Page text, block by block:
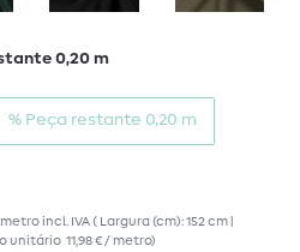
0,20 m
% Peça restante 0,20 m
metroincl. IVA( Largura (cm): 152 cm |
unitário 11,98 € / metro)